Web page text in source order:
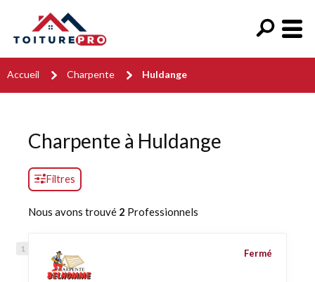
Accueil Charpente Huldange
Charpente à Huldange
Filtres
Nous avons trouvé 2 Professionnels
Fermé